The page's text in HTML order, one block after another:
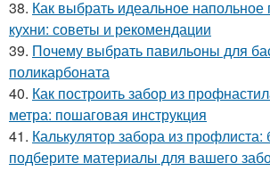
38. Как выбрать идеальное напольное
кухни: советы и рекомендации
39. Почему выбрать павильоны для
поликарбоната
40. Как построить забор из
метра: пошаговая инструкция
41. Калькулятор забора из профлиста:
подберите материалы для вашего